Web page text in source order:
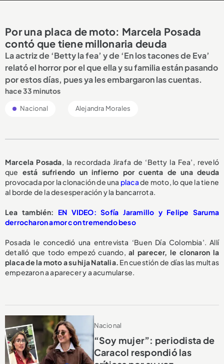
Por una placa de moto: Marcela Posada
contó que tiene millonaria deuda
La actriz de ‘Betty la fea’ y de ‘En los tacones de Eva’
relató el horror por el que ella y su familia están pasando
por estos días, pues ya les embargaron las cuentas.
hace 33 minutos
Nacional Alejandra Morales
Marcela Posada, la recordada Jirafa de ‘Betty la Fea’, reveló
que está sufriendo un infierno por cuenta de una deuda
provocada por la clonación de una placade moto, lo que la tiene
al borde de la desesperación y la bancarrota.
Lea también: EN VIDEO: Sofía Jaramillo y Felipe Saruma
derrocharon amor con tremendo beso
Posada le concedió una entrevista ‘Buen Día Colombia’. Allí
detalló que todo empezó cuando, al parecer, le clonaron la
placa de la moto a su hija Natalia. En cuestión de días las multas
empezaron a aparecer y a acumularse.
Nacional
“Soy mujer”: periodista de
Caracol respondió las